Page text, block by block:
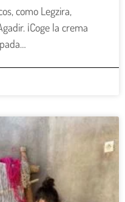
como Legzira,
¡Coge la crema